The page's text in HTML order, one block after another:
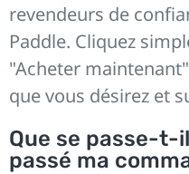
revendeurs de
Paddle. Cliquez
"Acheter
que vous désirez et
Que se passe-t-
passé ma